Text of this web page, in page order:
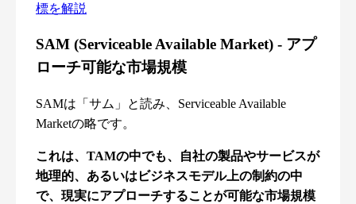
標を解説
SAM (Serviceable Available Market) - アプ
ローチ可能な市場規模
SAMは「サム」と読み、Serviceable Available
Marketの略です。
これは、TAMの中でも、自社の製品やサービスが
地理的、あるいはビジネスモデル上の制約の中
で、現実にアプローチすることが可能な市場規模